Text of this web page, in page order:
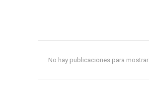
No hay publicaciones para mostrar